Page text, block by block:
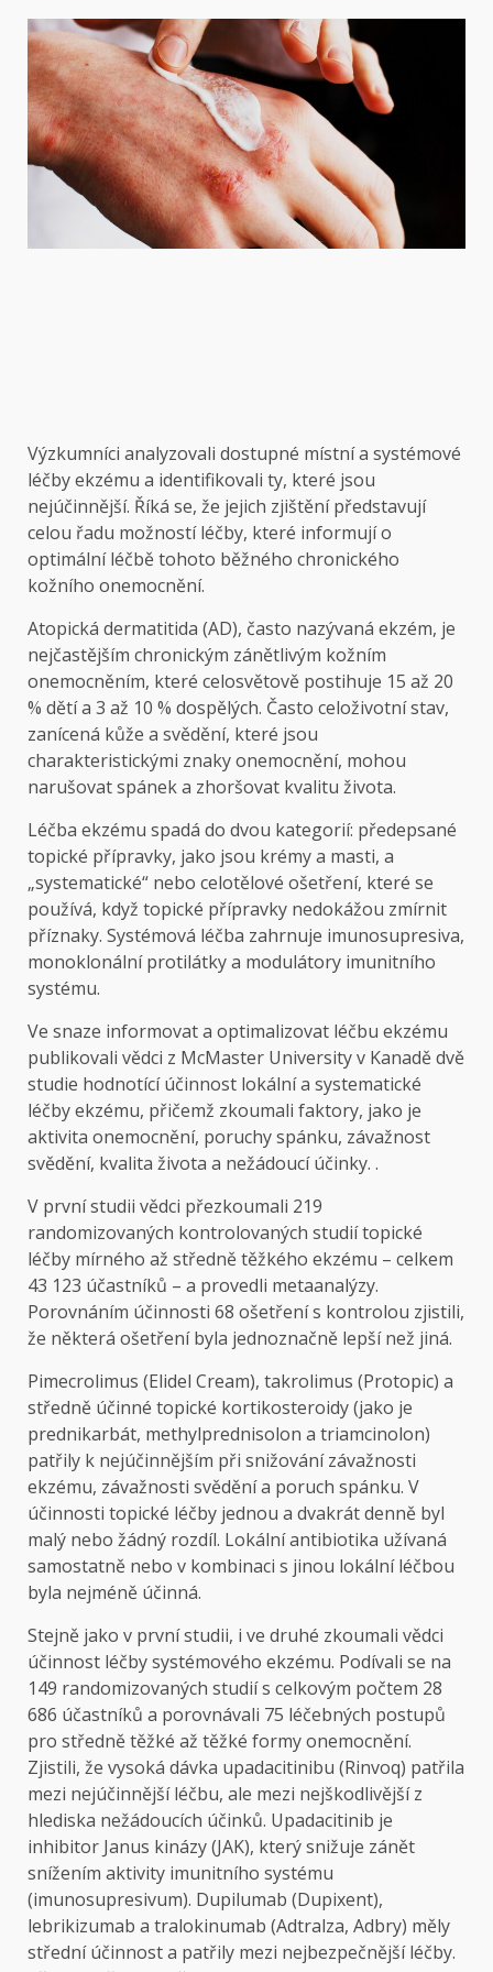
Výzkumníci analyzovali dostupné místní a systémové
léčby ekzému a identifikovali ty, které jsou
nejúčinnější. Říká se, že jejich zjištění představují
celou řadu možností léčby, které informují o
optimální léčbě tohoto běžného chronického
kožního onemocnění.
Atopická dermatitida (AD), často nazývaná ekzém, je
nejčastějším chronickým zánětlivým kožním
onemocněním, které celosvětově postihuje 15 až 20
% dětí a 3 až 10 % dospělých. Často celoživotní stav,
zanícená kůže a svědění, které jsou
charakteristickými znaky onemocnění, mohou
narušovat spánek a zhoršovat kvalitu života.
Léčba ekzému spadá do dvou kategorií: předepsané
topické přípravky, jako jsou krémy a masti, a
„systematické“ nebo celotělové ošetření, které se
používá, když topické přípravky nedokážou zmírnit
příznaky. Systémová léčba zahrnuje imunosupresiva,
monoklonální protilátky a modulátory imunitního
systému.
Ve snaze informovat a optimalizovat léčbu ekzému
publikovali vědci z McMaster University v Kanadě dvě
studie hodnotící účinnost lokální a systematické
léčby ekzému, přičemž zkoumali faktory, jako je
aktivita onemocnění, poruchy spánku, závažnost
svědění, kvalita života a nežádoucí účinky. .
V první studii vědci přezkoumali 219
randomizovaných kontrolovaných studií topické
léčby mírného až středně těžkého ekzému – celkem
43 123 účastníků – a provedli metaanalýzy.
Porovnáním účinnosti 68 ošetření s kontrolou zjistili,
že některá ošetření byla jednoznačně lepší než jiná.
Pimecrolimus (Elidel Cream), takrolimus (Protopic) a
středně účinné topické kortikosteroidy (jako je
prednikarbát, methylprednisolon a triamcinolon)
patřily k nejúčinnějším při snižování závažnosti
ekzému, závažnosti svědění a poruch spánku. V
účinnosti topické léčby jednou a dvakrát denně byl
malý nebo žádný rozdíl. Lokální antibiotika užívaná
samostatně nebo v kombinaci s jinou lokální léčbou
byla nejméně účinná.
Stejně jako v první studii, i ve druhé zkoumali vědci
účinnost léčby systémového ekzému. Podívali se na
149 randomizovaných studií s celkovým počtem 28
686 účastníků a porovnávali 75 léčebných postupů
pro středně těžké až těžké formy onemocnění.
Zjistili, že vysoká dávka upadacitinibu (Rinvoq) patřila
mezi nejúčinnější léčbu, ale mezi nejškodlivější z
hlediska nežádoucích účinků. Upadacitinib je
inhibitor Janus kinázy (JAK), který snižuje zánět
snížením aktivity imunitního systému
(imunosupresivum). Dupilumab (Dupixent),
lebrikizumab a tralokinumab (Adtralza, Adbry) měly
střední účinnost a patřily mezi nejbezpečnější léčby.